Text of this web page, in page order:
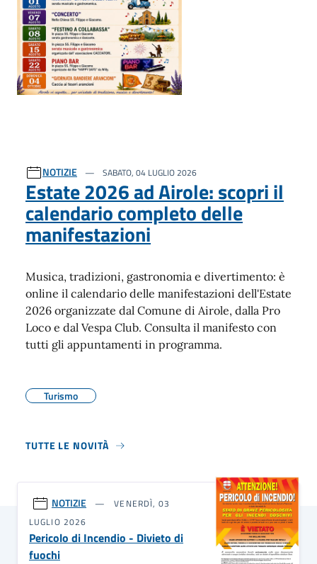
NOTIZIE SABATO, 04 LUGLIO 2026
Estate 2026 ad Airole: scopri il
calendario completo delle
manifestazioni
Musica, tradizioni, gastronomia e divertimento: è
online il calendario delle manifestazioni dell'Estate
2026 organizzate dal Comune di Airole, dalla Pro
Loco e dal Vespa Club. Consulta il manifesto con
tutti gli appuntamenti in programma.
Turismo
TUTTE LE NOVITÀ
NOTIZIE
VENERDÌ, 03
LUGLIO 2026
Pericolo di Incendio - Divieto di
fuochi